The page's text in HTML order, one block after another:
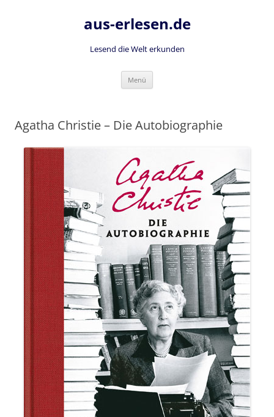
aus-erlesen.de
Lesend die Welt erkunden
Menü
Agatha Christie – Die Autobiographie